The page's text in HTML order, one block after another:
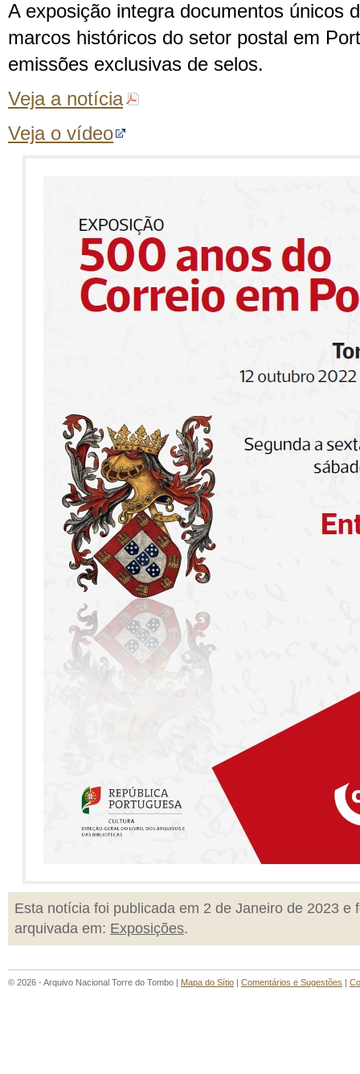
A exposição integra documentos únicos
marcos históricos do setor postal em
emissões exclusivas de selos.
Veja a notícia
Veja o vídeo
Esta notícia foi publicada em 2 de Janeiro de 2023 e
arquivada em: Exposições.
© 2026 - Arquivo Nacional Torre do Tombo | Mapa do Sítio | Comentários e Sugestões |